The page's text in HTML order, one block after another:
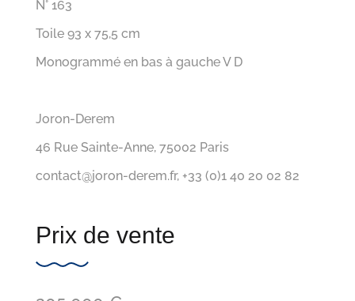
N° 163
Toile 93 x 75,5 cm
Monogrammé en bas à gauche V D
Joron-Derem
46 Rue Sainte-Anne, 75002 Paris
contact@joron-derem.fr, +33 (0)1 40 20 02 82
Prix de vente